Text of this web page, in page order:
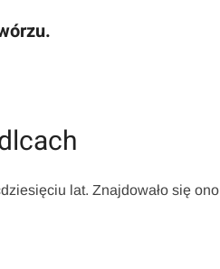
lat. Znajdowało się ono